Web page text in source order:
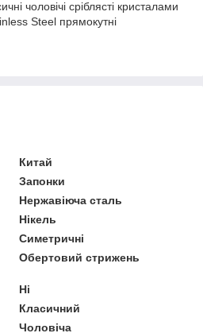
чоловічі сріблясті кристалами
Steel прямокутні
Китай
Запонки
Нержавіюча сталь
Нікель
Симетричні
Обертовий стрижень
Ні
Класичний
Чоловіча